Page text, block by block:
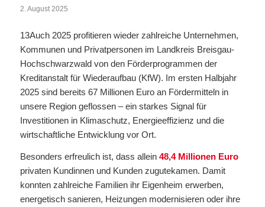
2. August 2025
13Auch 2025 profitieren wieder zahlreiche Unternehmen,
Kommunen und Privatpersonen im Landkreis Breisgau-
Hochschwarzwald von den Förderprogrammen der
Kreditanstalt für Wiederaufbau (KfW). Im ersten Halbjahr
2025 sind bereits 67 Millionen Euro an Fördermitteln in
unsere Region geflossen – ein starkes Signal für
Investitionen in Klimaschutz, Energieeffizienz und die
wirtschaftliche Entwicklung vor Ort.
Besonders erfreulich ist, dass allein 48,4 Millionen Euro
privaten Kundinnen und Kunden zugutekamen. Damit
konnten zahlreiche Familien ihr Eigenheim erwerben,
energetisch sanieren, Heizungen modernisieren oder ihre